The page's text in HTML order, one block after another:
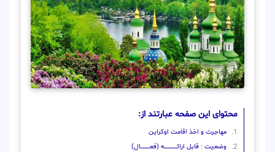
محتوای این صفحه عبارتند از:
مهاجرت و اخذ اقامت اوکراین
وضعیت : قابل ارائــــــــــــــــــــه (فعـــــــــــــــال)